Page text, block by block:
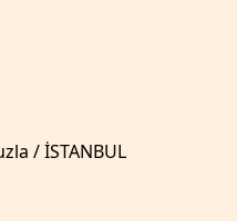
/ İSTANBUL